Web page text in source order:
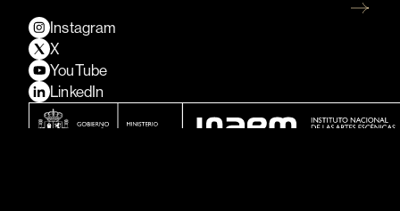
Instagram
X
YouTube
LinkedIn